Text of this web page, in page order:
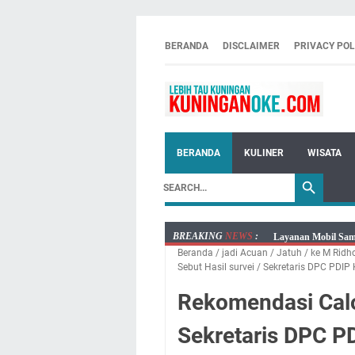
BERANDA DISCLAIMER PRIVACY
BERANDA KULINER WISATA
BREAKING NEWS :
Embun Pagi
Setiap Noda Ada
Agenda Kegiatan
Ini Lokasi Samling
Beranda / jadi Acuan / Jatuh / ke M
Sebut Hasil survei / Sekretaris DPC PDIP
Rekomendasi
Sekretaris DPC